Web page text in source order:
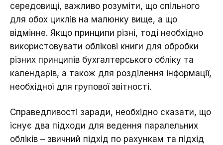
середовищі, важливо розуміти, що спільного
для обох циклів на малюнку вище, а що
відмінне. Якщо принципи різні, тоді необхідно
використовувати облікові книги для обробки
різних принципів бухгалтерського обліку та
календарів, а також для розділення інформації,
необхідної для групової звітності.
Справедливості заради, необхідно сказати, що
існує два підходи для ведення паралельних
обліків – звичний підхід по рахункам та підхід